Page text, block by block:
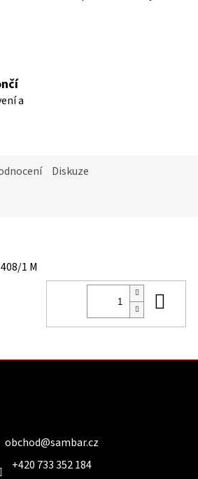
a
Diskuze
1 M
obchod@sambar.cz
+420 733 352 184